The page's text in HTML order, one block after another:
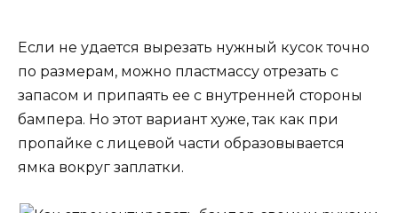
Если не удается вырезать нужный кусок точно
по размерам, можно пластмассу отрезать с
запасом и припаять ее с внутренней стороны
бампера. Но этот вариант хуже, так как при
пропайке с лицевой части образовывается
ямка вокруг заплатки.